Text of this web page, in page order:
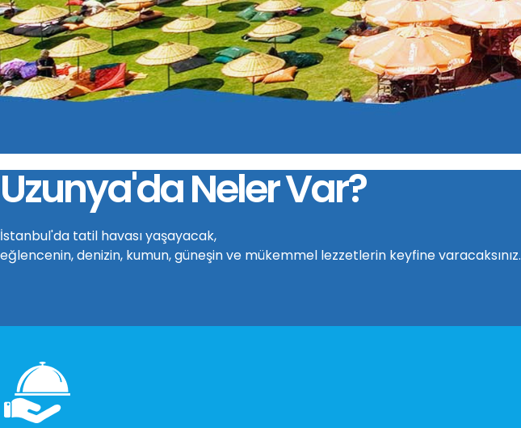
Uzunya'da Neler Var?
İstanbul'da tatil havası yaşayacak,
eğlencenin, denizin, kumun, güneşin ve mükemmel lezzetlerin keyfine varacaksınız.